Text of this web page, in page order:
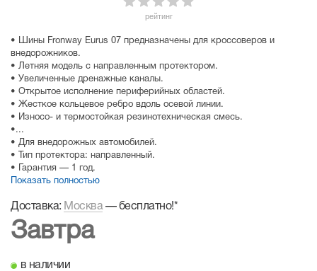
рейтинг
• Шины Fronway Eurus 07 предназначены для кроссоверов и
внедорожников.
• Летняя модель с направленным протектором.
• Увеличенные дренажные каналы.
• Открытое исполнение периферийных областей.
• Жесткое кольцевое ребро вдоль осевой линии.
• Износо- и термостойкая резинотехническая смесь.
•...
• Для внедорожных автомобилей.
• Тип протектора: направленный.
• Гарантия — 1 год.
Показать полностью
Доставка: Москва— бесплатно!*
Завтра
в наличии